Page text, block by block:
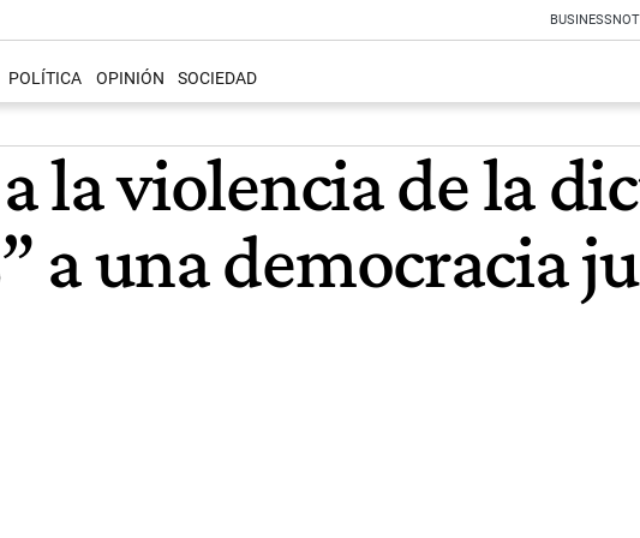
BUSINESS
POLÍTICA OPINIÓN SOCIEDAD
la violencia de la
a una democracia